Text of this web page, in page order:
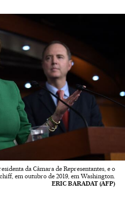
da Câmara de Representantes, e o
em outubro de 2019, em Washington.
ERIC BARADAT (AFP)